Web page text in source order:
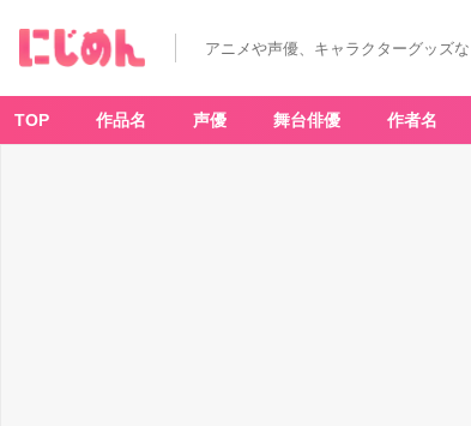
アニメや声優、キャラクターグッズ
TOP 作品名 声優 舞台俳優 作者名